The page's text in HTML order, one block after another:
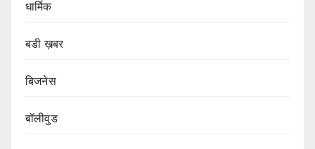
धार्मिक
बडी ख़बर
बिजनेस
बॉलीवुड